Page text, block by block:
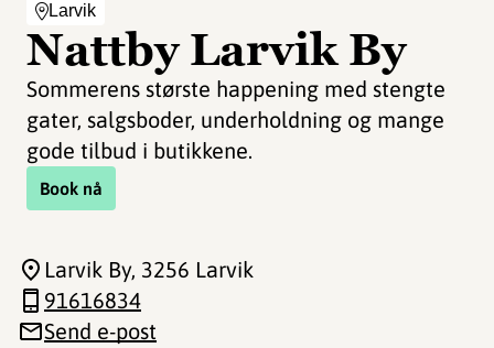
Larvik
Nattby Larvik By
Sommerens største happening med stengte
gater, salgsboder, underholdning og mange
gode tilbud i butikkene.
Book nå
Larvik By, 3256 Larvik
91616834
Send e-post